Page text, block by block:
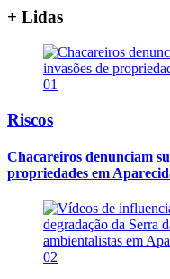
+ Lidas
01
Riscos
Chacareiros denunciam
propriedades em
02